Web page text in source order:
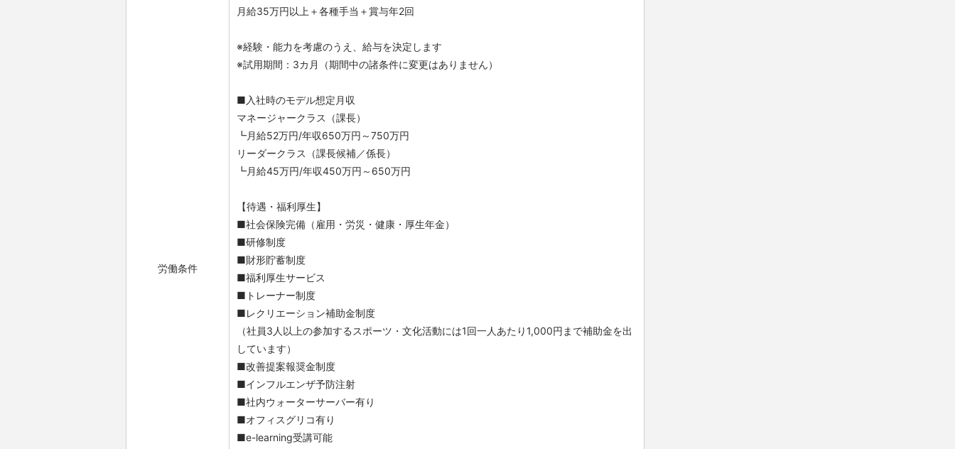
労働条件
月給35万円以上＋各種手当＋賞与年2回
※経験・能力を考慮のうえ、給与を決定します
※試用期間：3カ月（期間中の諸条件に変更はありません）
■入社時のモデル想定月収
マネージャークラス（課長）
┗月給52万円/年収650万円～750万円
リーダークラス（課長候補／係長）
┗月給45万円/年収450万円～650万円
【待遇・福利厚生】
■社会保険完備（雇用・労災・健康・厚生年金）
■研修制度
■財形貯蓄制度
■福利厚生サービス
■トレーナー制度
■レクリエーション補助金制度
（社員3人以上の参加するスポーツ・文化活動には1回一人あたり1,000円まで補助金を出
しています）
■改善提案報奨金制度
■インフルエンザ予防注射
■社内ウォーターサーバー有り
■オフィスグリコ有り
■e-learning受講可能